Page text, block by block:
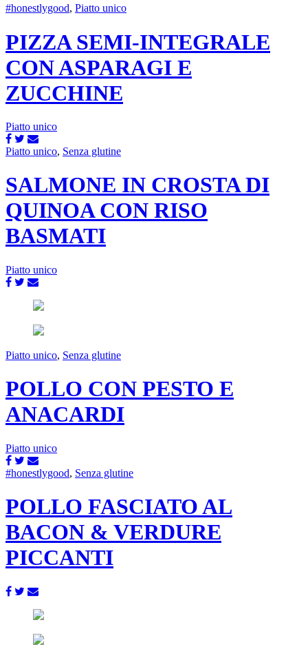
#honestlygood, Piatto unico
PIZZA SEMI-INTEGRALE
CON ASPARAGI E
ZUCCHINE
Piatto unico
Piatto unico, Senza glutine
SALMONE IN CROSTA DI
QUINOA CON RISO
BASMATI
Piatto unico
Piatto unico, Senza glutine
POLLO CON PESTO E
ANACARDI
Piatto unico
#honestlygood, Senza glutine
POLLO FASCIATO AL
BACON & VERDURE
PICCANTI